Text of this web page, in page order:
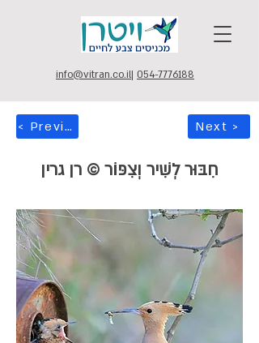
info@vitran.co.il| 054-7776188
< Previous Next >
חִבּוּר לְשִׁיר וְצִפּוֹר © רן גרין